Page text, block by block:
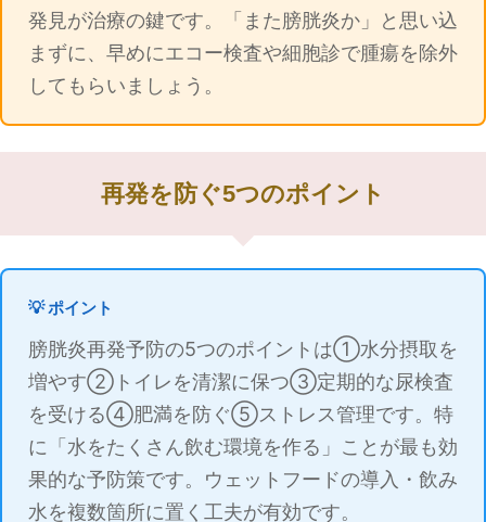
発見が治療の鍵です。「また膀胱炎か」と思い込
まずに、早めにエコー検査や細胞診で腫瘍を除外
してもらいましょう。
再発を防ぐ5つのポイント
💡 ポイント
膀胱炎再発予防の5つのポイントは①水分摂取を
増やす②トイレを清潔に保つ③定期的な尿検査
を受ける④肥満を防ぐ⑤ストレス管理です。特
に「水をたくさん飲む環境を作る」ことが最も効
果的な予防策です。ウェットフードの導入・飲み
水を複数箇所に置く工夫が有効です。